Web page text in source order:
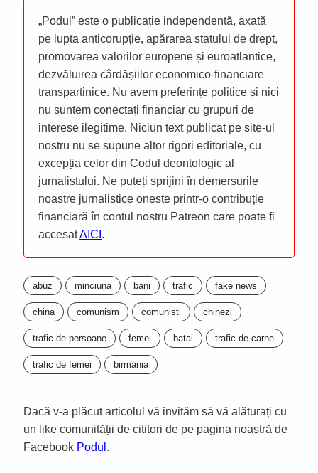
„Podul” este o publicație independentă, axată
pe lupta anticorupție, apărarea statului de drept,
promovarea valorilor europene și euroatlantice,
dezvăluirea cârdășiilor economico-financiare
transpartinice. Nu avem preferințe politice și nici
nu suntem conectați financiar cu grupuri de
interese ilegitime. Niciun text publicat pe site-ul
nostru nu se supune altor rigori editoriale, cu
excepția celor din Codul deontologic al
jurnalistului. Ne puteți sprijini în demersurile
noastre jurnalistice oneste printr-o contribuție
financiară în contul nostru Patreon care poate fi
accesatAICI .
abuz minciuna bani trafic fake news
china comunism comunisti chinezi
trafic de persoane femei batai trafic de carne
trafic de femei birmania
Dacă v-a plăcut articolul vă invităm să vă alăturați cu
un like comunității de cititori de pe pagina noastră de
Facebook Podul .